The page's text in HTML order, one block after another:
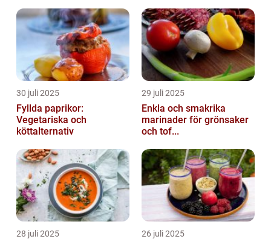
30 juli 2025
Fyllda paprikor:
Vegetariska och
köttalternativ
29 juli 2025
Enkla och smakrika
marinader för grönsaker
och tof...
28 juli 2025 26 juli 2025